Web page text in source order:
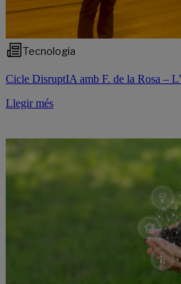
Tecnologia
Cicle DisruptIA amb F. de la Rosa –
Llegir més